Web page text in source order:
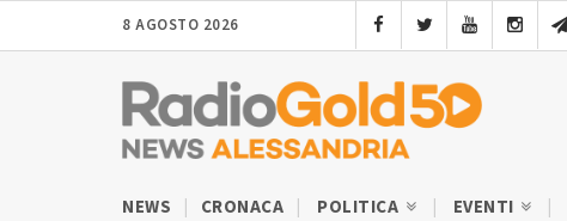
8 AGOSTO 2026
NEWS CRONACA POLITICA EVENTI